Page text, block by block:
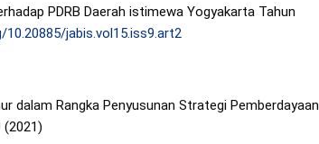
PDRB Daerah istimewa Yogyakarta Tahun
jabis.vol15.iss9.art2
dalam Rangka Penyusunan Strategi Pemberdayaan
(2021)